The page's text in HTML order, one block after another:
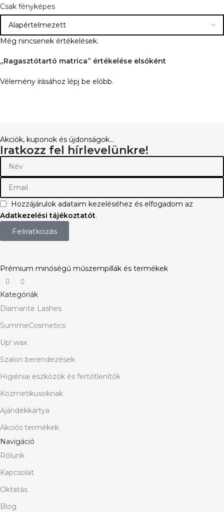
Csak fényképes
Még nincsenek értékelések.
„Ragasztótartó matrica” értékelése elsőként
Vélemény írásához lépj be előbb.
Akciók, kuponok és újdonságok...
Iratkozz fel hírlevelünkre!
Hozzájárulok adataim kezeléséhez és elfogadom az
Adatkezelési tájékoztatót.
Feliratkozás
Prémium minőségű műszempillák és termékek
Kategóriák
Diamante Lashes
SummeCosmetics
Up! wax
Szalon berendezések
Higiéniai eszközök és fertőtlenítők
Kozmetikusoknak
Ajándékkártya
Akciós termékek
Navigáció
Rólunk
Kapcsolat
Oktatás
Blog